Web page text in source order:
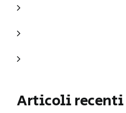
Articoli recenti